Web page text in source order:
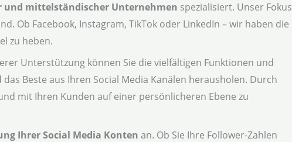
und mittelständischer Unternehmen spezialisiert. Unser Fokus
Ob Facebook, Instagram, TikTok oder LinkedIn – wir haben die
zu heben.
Unterstützung können Sie die vielfältigen Funktionen und
Beste aus Ihren Social Media Kanälen herausholen. Durch
mit Ihren Kunden auf einer persönlicheren Ebene zu
Ihrer Social Media Konten an. Ob Sie Ihre Follower-Zahlen